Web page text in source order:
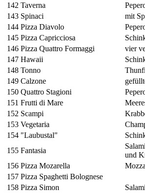
142 Taverna
143 Spinaci
mit
144 Pizza Diavolo
145 Pizza Capricciosa
146 Pizza Quattro Formaggi
vier
147 Hawaii
148 Tonno
149 Calzone
150 Quattro Stagioni
151 Frutti di Mare
152 Scampi
153 Vegetaria
154 "Laubustal"
155 Fantasia
und
156 Pizza Mozarella
157 Pizza Spaghetti Bolognese
158 Pizza Simon